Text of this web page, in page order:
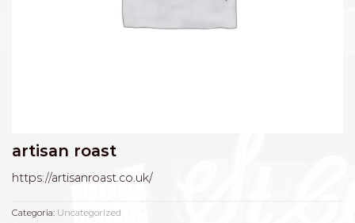
artisan roast
https://artisanroast.co.uk/
Categoria: Uncategorized